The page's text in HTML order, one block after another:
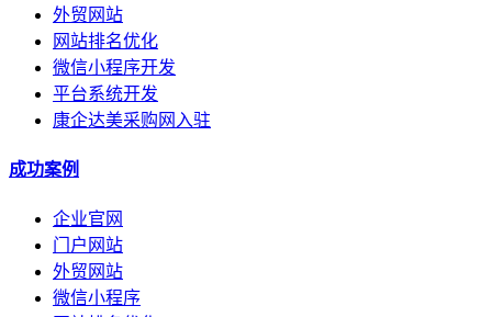
外贸网站
网站排名优化
微信小程序开发
平台系统开发
康企达美采购网入驻
成功案例
企业官网
门户网站
外贸网站
微信小程序